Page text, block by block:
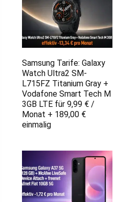
Samsung Tarife: Galaxy
Watch Ultra2 SM-
L715FZ Titanium Gray +
Vodafone Smart Tech M
3GB LTE für 9,99 € /
Monat + 189,00 €
einmalig